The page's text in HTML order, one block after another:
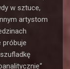
w sztuce,
artystom
próbuje